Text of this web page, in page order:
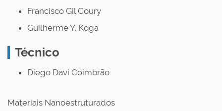
Francisco Gil Coury
Guilherme Y. Koga
Técnico
Diego Davi Coimbrão
Materiais Nanoestruturados